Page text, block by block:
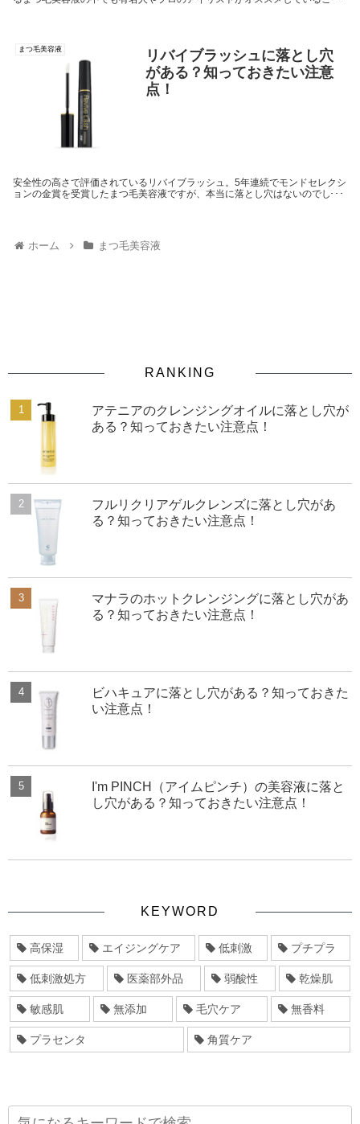
ださい。
まつ毛美容液
リバイブラッシュに落とし穴
がある？知っておきたい注意
点！
安全性の高さで評価されているリバイブラッシュ。5年連続でモンドセレクシ
ョンの金賞を受賞したまつ毛美容液ですが、本当に落とし穴はないのでしょ
ホーム まつ毛美容液
RANKING
アテニアのクレンジングオイルに落とし穴が
ある？知っておきたい注意点！
フルリクリアゲルクレンズに落とし穴があ
る？知っておきたい注意点！
マナラのホットクレンジングに落とし穴があ
る？知っておきたい注意点！
ビハキュアに落とし穴がある？知っておきた
い注意点！
I'm PINCH（アイムピンチ）の美容液に落と
し穴がある？知っておきたい注意点！
KEYWORD
高保湿 エイジングケア 低刺激 プチプラ
低刺激処方 医薬部外品 弱酸性 乾燥肌
敏感肌 無添加 毛穴ケア 無香料
プラセンタ 角質ケア